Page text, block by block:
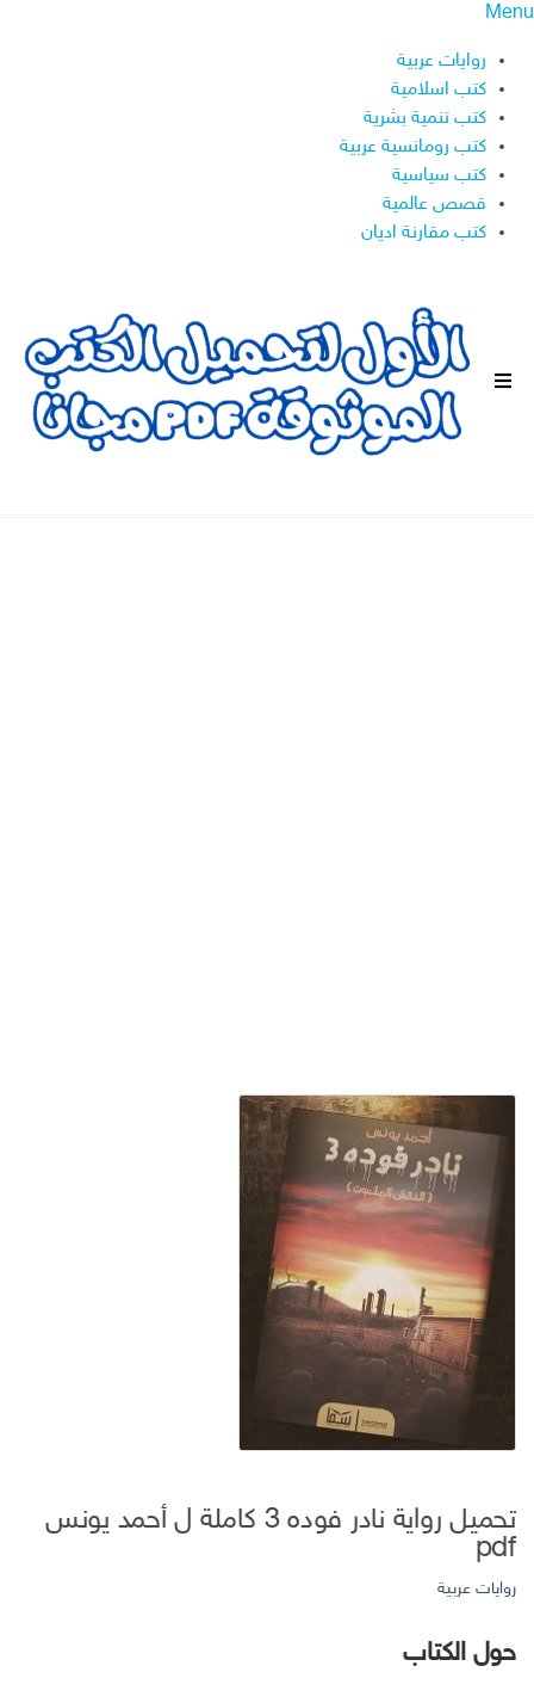
Menu
روايات عربية
كتب اسلامية
كتب تنمية بشرية
كتب رومانسية عربية
كتب سياسية
قصص عالمية
كتب مقارنة اديان
ا
تحميل رواية نادر فوده 3 كاملة ل أحمد يونس
pdf
روايات عربية
حول الكتاب